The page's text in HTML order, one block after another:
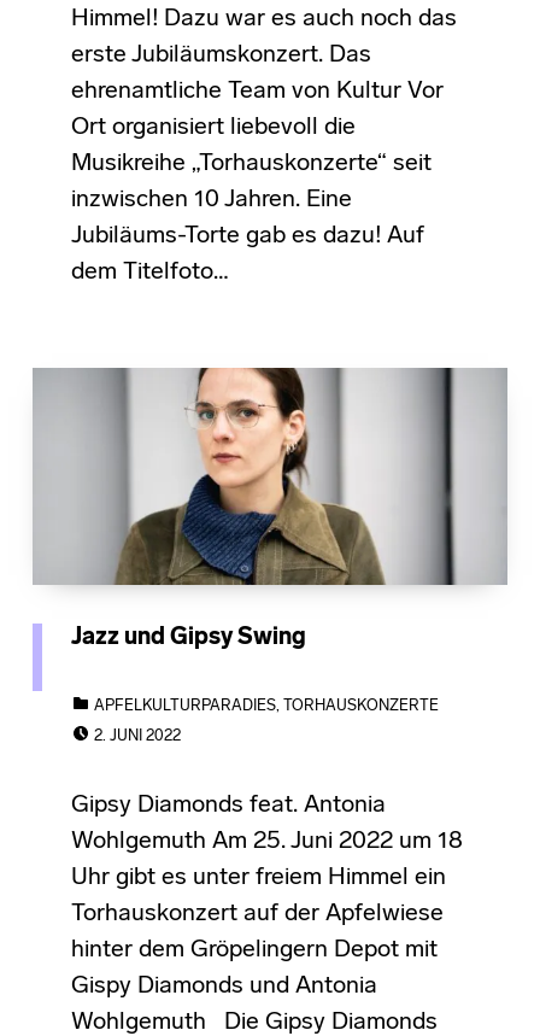
Himmel! Dazu war es auch noch das
erste Jubiläumskonzert. Das
ehrenamtliche Team von Kultur Vor
Ort organisiert liebevoll die
Musikreihe „Torhauskonzerte“ seit
inzwischen 10 Jahren. Eine
Jubiläums-Torte gab es dazu! Auf
dem Titelfoto…
Jazz und Gipsy Swing
APFELKULTURPARADIES,
TORHAUSKONZERTE
2. JUNI 2022
Gipsy Diamonds feat. Antonia
Wohlgemuth Am 25. Juni 2022 um 18
Uhr gibt es unter freiem Himmel ein
Torhauskonzert auf der Apfelwiese
hinter dem Gröpelingern Depot mit
Gispy Diamonds und Antonia
Wohlgemuth Die Gipsy Diamonds